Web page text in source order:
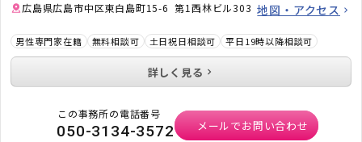
広島県広島市中区東白島町15-6 第1西林ビル303 地図・アクセス
男性専門家在籍 無料相談可 土日祝日相談可 平日19時以降相談可
詳しく見る
この事務所の電話番号
050-3134-3572 メールでお問い合わせ